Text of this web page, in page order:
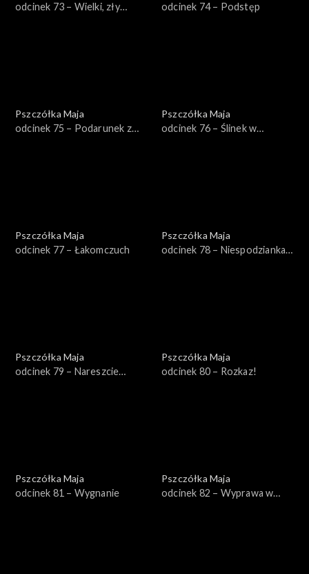
odcinek 73 – Wielki, zły
odcinek 74 – Podstęp
Pszczółka Maja
odcinek 75 – Podarunek z
Pszczółka Maja
odcinek 76 – Ślinek w
Pszczółka Maja
odcinek 77 – Łakomczuch
Pszczółka Maja
odcinek 78 – Niespodzianka
Pszczółka Maja
odcinek 79 – Nareszcie
Pszczółka Maja
odcinek 80 – Rozkaz!
Pszczółka Maja
odcinek 81 – Wygnanie
Pszczółka Maja
odcinek 82 – Wyprawa w